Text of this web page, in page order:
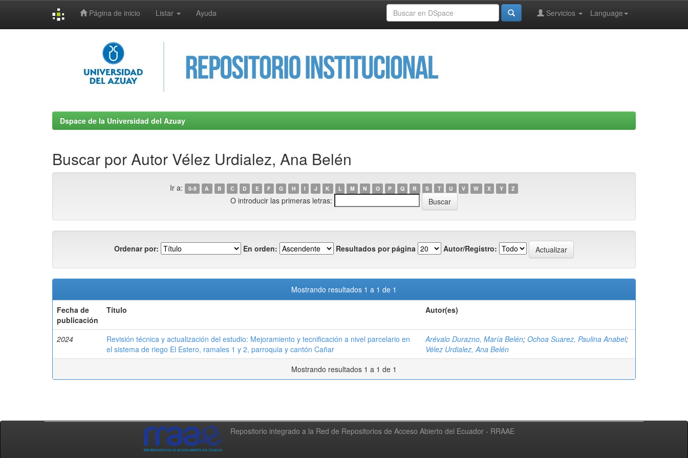
Página de inicio Listar Ayuda Language
Servicios
Dspace de la Universidad del Azuay
Buscar por Autor Vélez Urdialez, Ana Belén
Ir a: 0-9 A B C D E F G H I J K L M N O P Q R S T U V W X Y Z
O introducir las primeras letras:
Ordenar por: En orden: Resultados por página Autor/Registro:
Mostrando resultados 1 a 1 de 1
Fecha de
publicación
Título Autor(es)
2024
Revisión técnica y actualización del estudio: Mejoramiento y tecnificación a nivel parcelario en
el sistema de riego El Estero, ramales 1 y 2, parroquia y cantón Cañar
Arévalo Durazno, María Belén; Ochoa Suarez, Paulina Anabel;
Vélez Urdialez, Ana Belén
Mostrando resultados 1 a 1 de 1
Repositorio integrado a la Red de Repositorios de Acceso Abierto del Ecuador - RRAAE